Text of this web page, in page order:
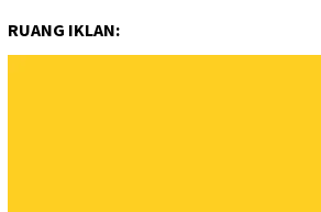
RUANG IKLAN: